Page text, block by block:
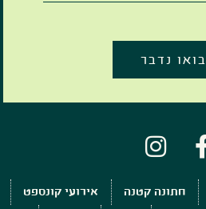
בואו נדבר
חתונה קטנה
אירועי קונספט